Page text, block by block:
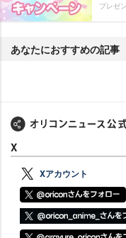
プレゼ
あなたにおすすめの記事
X
Xアカウント